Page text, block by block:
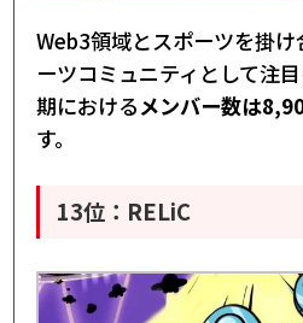
Web3領域とスポーツを掛
ーツコミュニティとして注
期におけるメンバー数は
す。
13位：RELiC